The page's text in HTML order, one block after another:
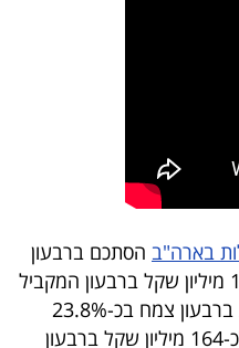
בארה"ב הסתכם ברבעון
לכ-79 מיליון שקל, לעומת כ-124 מיליון שקל ברבעון המקביל
אשתקד. הרווח מפעולות רגילות ברבעון צמח בכ-23.8%
לכ-203 מיליון שקל, בהשוואה לכ-164 מיליון שקל ברבעון